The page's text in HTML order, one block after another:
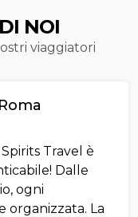
NOI
viaggiatori
Travel è
Dalle
ogni
organizzata. La